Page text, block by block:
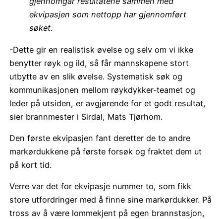
ekvipasjen som nettopp har gjennomført
søket.
-Dette gir en realistisk øvelse og selv om vi ikke
benytter røyk og ild, så får mannskapene stort
utbytte av en slik øvelse. Systematisk søk og
kommunikasjonen mellom røykdykker-teamet og
leder på utsiden, er avgjørende for et godt resultat,
sier brannmester i Sirdal, Mats Tjørhom.
Den første ekvipasjen fant deretter de to andre
markørdukkene på første forsøk og fraktet dem ut
på kort tid.
Verre var det for ekvipasje nummer to, som fikk
store utfordringer med å finne sine markørdukker. På
tross av å være lommekjent på egen brannstasjon,